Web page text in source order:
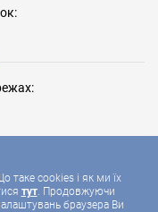
таке cookies і як ми їх
тут. Продовжуючи
браузера Ви